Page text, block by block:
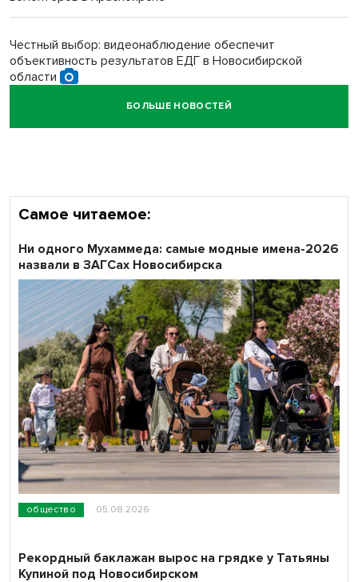
Обновлённое отделение ВТБ открылось в Искитиме
Честный выбор: видеонаблюдение обеспечит
объективность результатов ЕДГ в Новосибирской
области
Кибертанки пошли в бой: «Ростелеком» объявляет
БОЛЬШЕ НОВОСТЕЙ
Самое читаемое:
общество 05.08.2026
Ни одного Мухаммеда: самые модные имена-2026
назвали в ЗАГСах Новосибирска
Рекордный баклажан вырос на грядке у Татьяны
Купиной под Новосибирском